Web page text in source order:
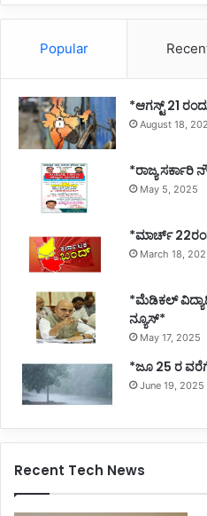
Popular
*ಆಗಸ್ಟ್ 21
August 18,
*ರಾಜ್ಯ ಸರ್ಕಾರಿ
May 5, 2025
*ಮಾರ್ಚ್
March 18,
*ಮೆಡಿಕಲ್
ನ್ಯೂಸ್*
May 17, 2025
*ಜೂ 25 ರ
June 19, 2025
Recent Tech News